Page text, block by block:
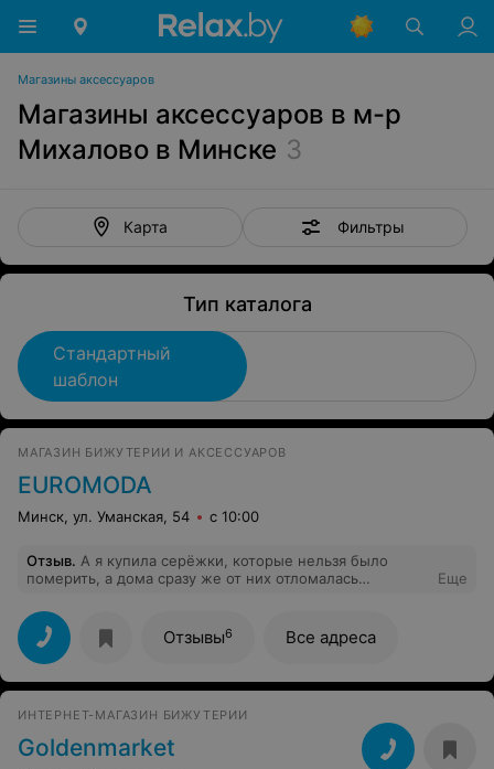
Магазины аксессуаров
Магазины аксессуаров в м-р
Михалово в Минске 3
Карта Фильтры
Тип каталога
Стандартный
шаблон
МАГАЗИН БИЖУТЕРИИ И АКСЕССУАРОВ
EUROMODA
Минск, ул. Уманская, 54 с 10:00
Отзыв. А я купила серёжки, которые нельзя было
померить, а дома сразу же от них отломалась
Еще
Отзывы6 Все адреса
ИНТЕРНЕТ-МАГАЗИН БИЖУТЕРИИ
Goldenmarket